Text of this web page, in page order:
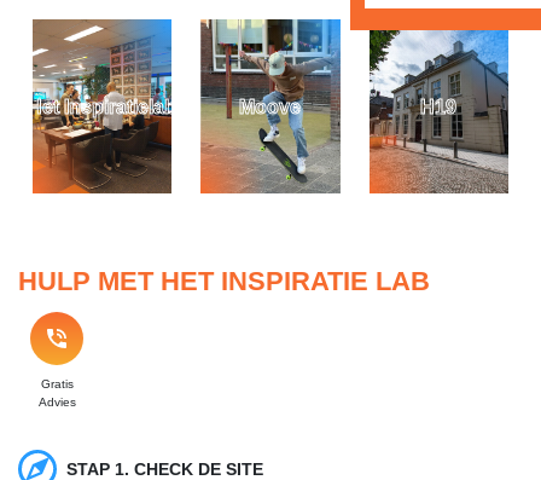
HULP MET HET INSPIRATIE LAB
Gratis
Advies
STAP 1. CHECK DE SITE
Het Inspiratielab Moove H19